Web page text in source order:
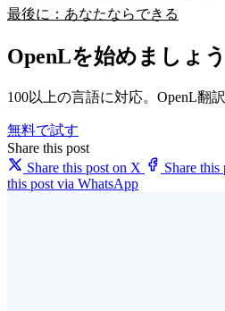
最後に：あなたならできる
OpenLを始めましょう
100以上の言語に対応。OpenL翻
無料で試す
Share this post
Share this post on X
Share this
this post via WhatsApp